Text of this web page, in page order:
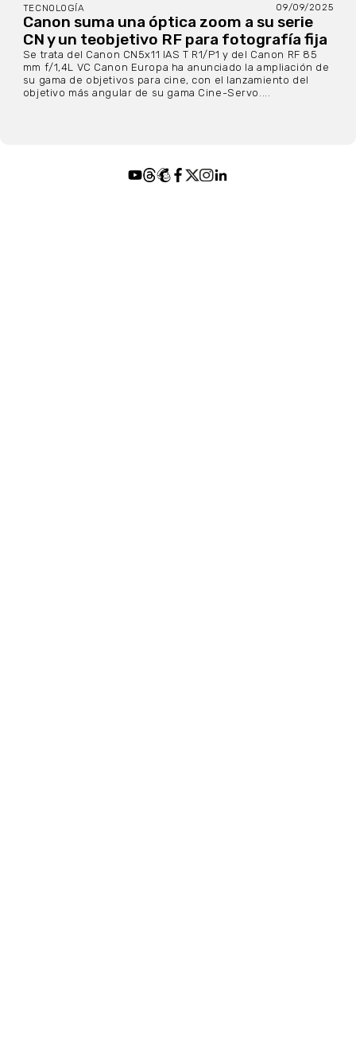
TECNOLOGÍA 09/09/2025
Canon suma una óptica zoom a su serie
CN y un teobjetivo RF para fotografía fija
Se trata del Canon CN5x11 IAS T R1/P1 y del Canon RF 85
mm f/1,4L VC Canon Europa ha anunciado la ampliación de
su gama de objetivos para cine, con el lanzamiento del
objetivo más angular de su gama Cine-Servo....